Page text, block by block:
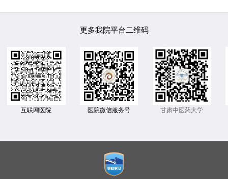
更多我院平台二维码
互联网医院 医院微信服务号 甘肃中医药大学